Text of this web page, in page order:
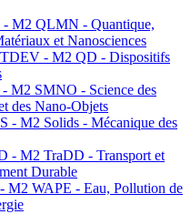
M2 QLMN - Quantique,
et Nanosciences
- M2 QD - Dispositifs
M2 SMNO - Science des
des Nano-Objets
- M2 Solids - Mécanique des
- M2 TraDD - Transport et
Durable
M2 WAPE - Eau, Pollution de